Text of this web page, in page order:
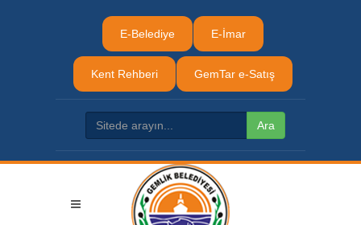
E-Belediye E-İmar
Kent Rehberi GemTar e-Satış